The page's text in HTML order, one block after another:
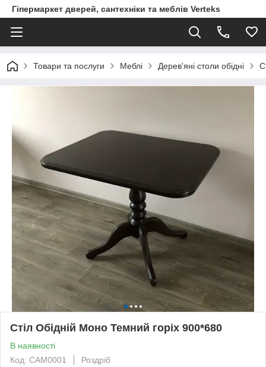
Гіпермаркет дверей, сантехніки та меблів Verteks
Товари та послуги Меблі Дерев'яні столи обідні
Стіл Обідній Моно Темний горіх 900*680
В наявності
Код: САМ0001
Роздріб